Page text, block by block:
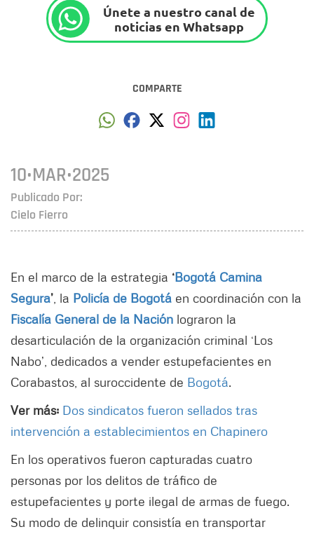
Únete a nuestro canal de
noticias en Whatsapp
COMPARTE
Publicado Por:
Cielo Fierro
10•MAR•2025
En el marco de la estrategia ‘Bogotá Camina
Segura’ , la Policía de Bogotá en coordinación con la
Fiscalía General de la Nación lograron la
desarticulación de la organización criminal ‘Los
Nabo’, dedicados a vender estupefacientes en
Corabastos, al suroccidente de Bogotá.
Ver más: Dos sindicatos fueron sellados tras
intervención a establecimientos en Chapinero
En los operativos fueron capturadas cuatro
personas por los delitos de tráfico de
estupefacientes y porte ilegal de armas de fuego.
Su modo de delinquir consistía en transportar